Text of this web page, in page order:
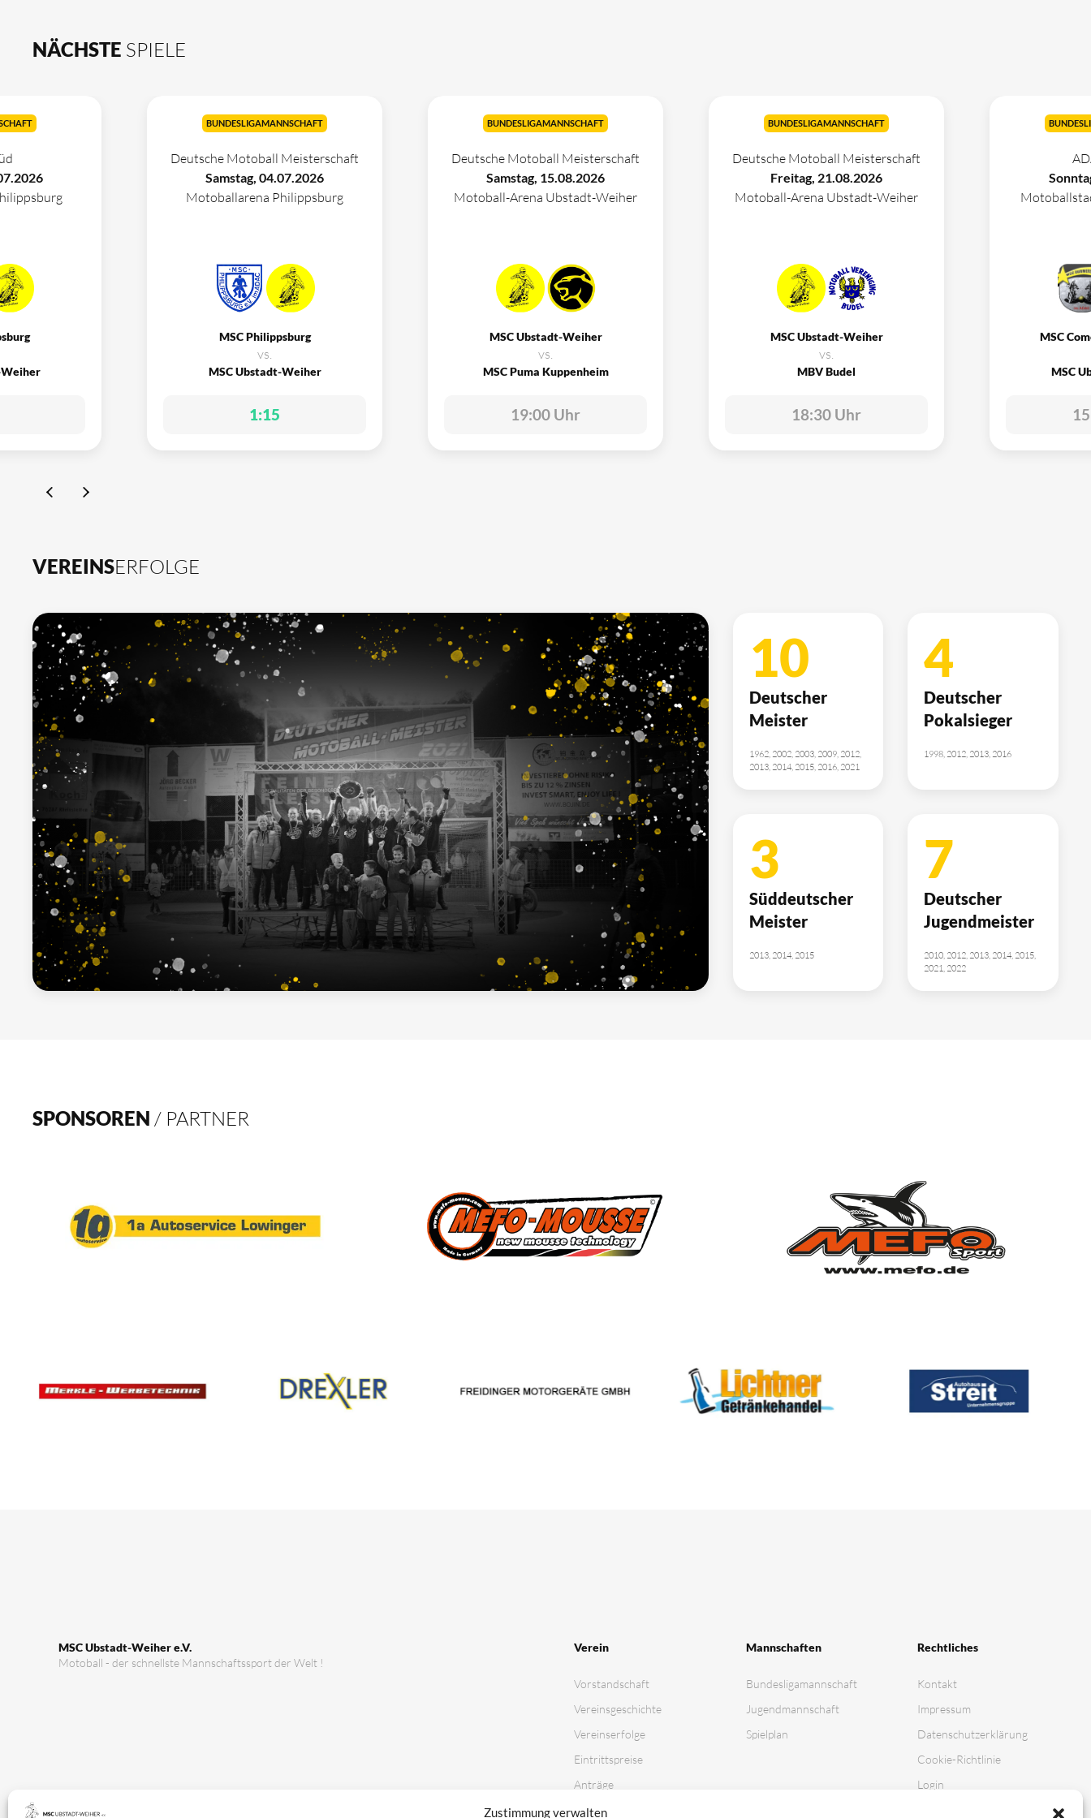
Zustimmung verwalten
NÄCHSTE SPIELE
BUNDESLIGAMANNSCHAFT
Deutsche Motoball Meisterschaft
Samstag, 04.07.2026
Motoballarena Philippsburg
MSC Philippsburg
vs.
MSC Ubstadt-Weiher
1:15
BUNDESLIGAMANNSCHAFT
Deutsche Motoball Meisterschaft
Samstag, 15.08.2026
Motoball-Arena Ubstadt-Weiher
MSC Ubstadt-Weiher
vs.
MSC Puma Kuppenheim
19:00 Uhr
BUNDESLIGAMANNSCHAFT
Deutsche Motoball Meisterschaft
Freitag, 21.08.2026
Motoball-Arena Ubstadt-Weiher
MSC Ubstadt-Weiher
vs.
MBV Budel
18:30 Uhr
MSC
MSC
VEREINSERFOLGE
10
Deutscher
Meister
1962, 2002, 2003, 2009, 2012,
2013, 2014, 2015, 2016, 2021
4
Deutscher
Pokalsieger
1998, 2012, 2013, 2016
3
Süddeutscher
Meister
2013, 2014, 2015
7
Deutscher
Jugendmeister
2010, 2012, 2013, 2014, 2015,
2021, 2022
SPONSOREN / PARTNER
MSC Ubstadt-Weiher e.V.
Motoball - der schnellste Mannschaftssport der Welt !
Verein
Vorstandschaft
Vereinsgeschichte
Vereinserfolge
Eintrittspreise
Anträge
Partner & Sponsoren
Mannschaften
Bundesligamannschaft
Jugendmannschaft
Spielplan
Rechtliches
Kontakt
Impressum
Datenschutz­erklärung
Cookie-Richtlinie
Login